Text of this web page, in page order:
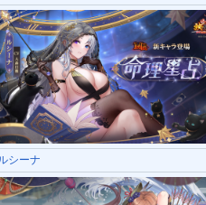
ルシーナ